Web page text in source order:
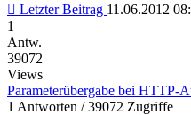
Letzter Beitrag 11.06.2012
1
Antw.
39072
Views
Parameterübergabe bei HTTP-
1 Antworten / 39072 Zugriffe